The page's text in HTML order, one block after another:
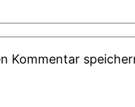
Kommentar